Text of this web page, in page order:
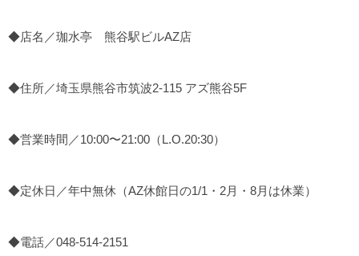
◆店名／珈水亭 熊谷駅ビルAZ店
◆住所／埼玉県熊谷市筑波2-115 アズ熊谷5F
◆営業時間／10:00〜21:00（L.O.20:30）
◆定休日／年中無休（AZ休館日の1/1・2月・8月は休業）
◆電話／048-514-2151